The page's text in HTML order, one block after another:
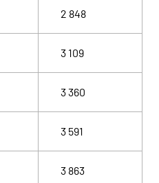
2 848
3 109
3 360
3 591
3 863